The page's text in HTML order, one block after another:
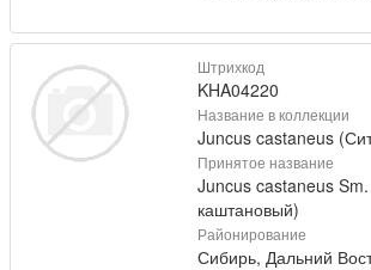
Штрихкод
KHA04220
Название в коллекции
Juncus castaneus
Принятое название
Juncus castaneus
каштановый)
Районирование
Сибирь, Дальний